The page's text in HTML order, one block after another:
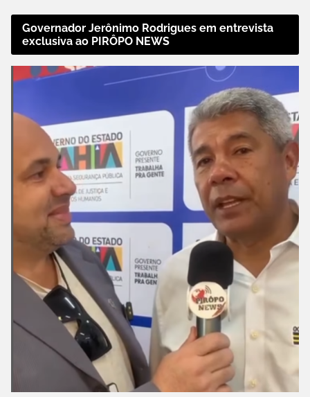
Governador Jerônimo Rodrigues em entrevista
exclusiva ao PIRÔPO NEWS